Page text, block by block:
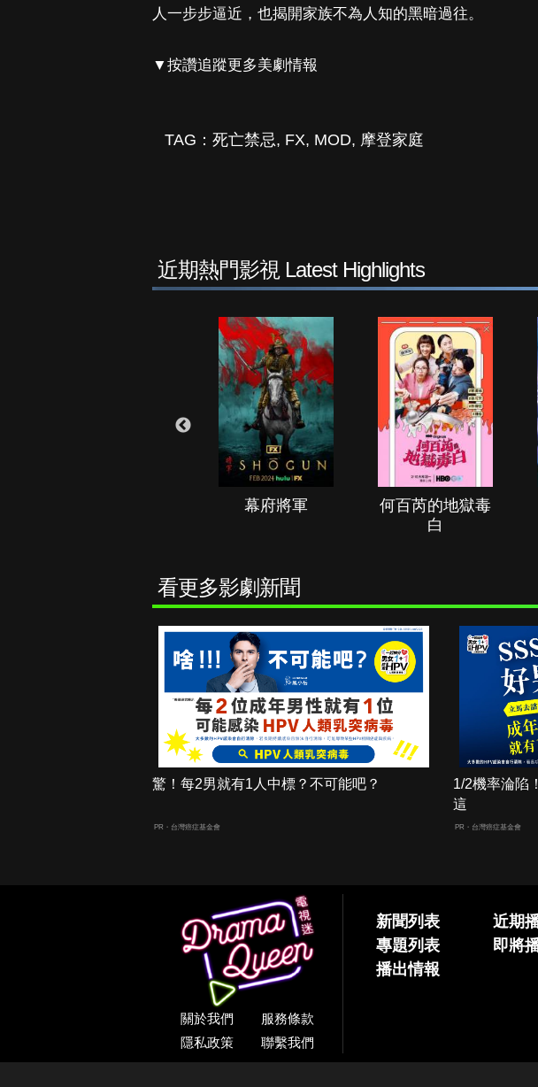
人一步步逼近，也揭開家族不為人知的黑暗過往。
▼按讚追蹤更多美劇情報
TAG： 死亡禁忌, FX, MOD, 摩登家庭
近期熱門影視 Latest Highlights
幕府將軍
何百芮的地獄毒
白
看更多影劇新聞
驚！每2男就有1人中標？不可能吧？
PR・台灣癌症基金會
1/2機率淪陷
這
PR・台灣癌症基金會
關於我們
服務條款
隱私政策
聯繫我們
新聞列表
專題列表
播出情報
近期
即將